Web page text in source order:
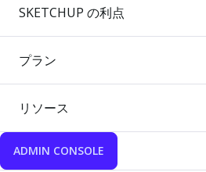
SKETCHUP の利点
プラン
リソース
ADMIN CONSOLE